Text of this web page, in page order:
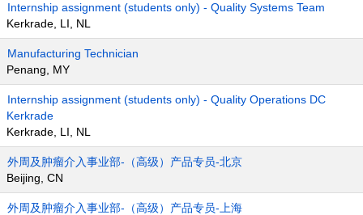
Internship assignment (students only) - Quality Systems Team
Kerkrade, LI, NL
Manufacturing Technician
Penang, MY
Internship assignment (students only) - Quality Operations DC
Kerkrade
Kerkrade, LI, NL
外周及肿瘤介入事业部-（高级）产品专员-北京
Beijing, CN
外周及肿瘤介入事业部-（高级）产品专员-上海